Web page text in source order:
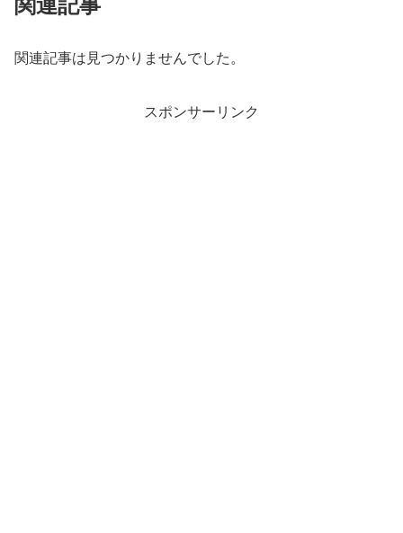
関連記事
関連記事は見つかりませんでした。
スポンサーリンク